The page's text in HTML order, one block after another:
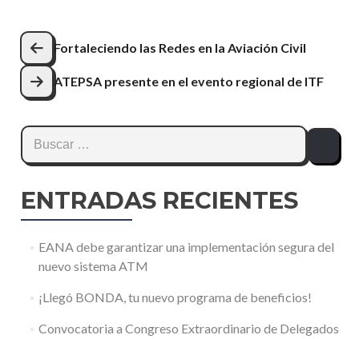
Navegación
de
entradas
Fortaleciendo las Redes en la Aviación Civil
ATEPSA presente en el evento regional de ITF
Buscar:
ENTRADAS RECIENTES
EANA debe garantizar una implementación segura del
nuevo sistema ATM
¡Llegó BONDA, tu nuevo programa de beneficios!
Convocatoria a Congreso Extraordinario de Delegados